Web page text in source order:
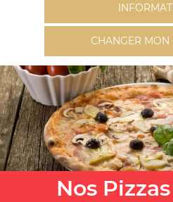
CHANGER MON
Nos